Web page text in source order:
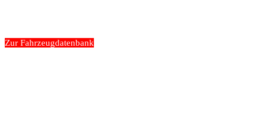
Zur Fahrzeugdatenbank